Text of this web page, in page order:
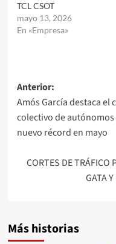
TCL CSOT
mayo 13, 2026
En «Empresa»
Navegación
de
entradas
Anterior:
Amós García destaca
colectivo de
nuevo récord en mayo
CORTES DE TRÁFICO
GATA
Más historias